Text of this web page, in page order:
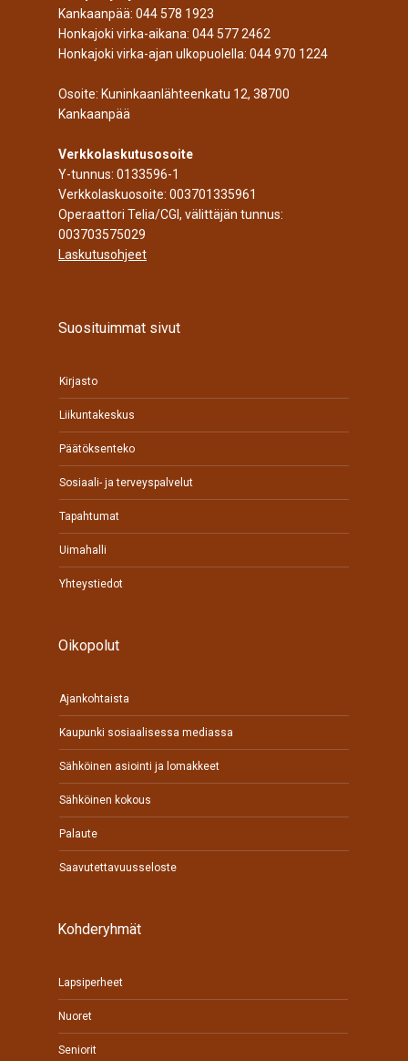
Kankaanpää: 044 578 1923
Honkajoki virka-aikana: 044 577 2462
Honkajoki virka-ajan ulkopuolella: 044 970 1224
Osoite: Kuninkaanlähteenkatu 12, 38700
Kankaanpää
Verkkolaskutusosoite
Y-tunnus: 0133596-1
Verkkolaskuosoite: 003701335961
Operaattori Telia/CGI, välittäjän tunnus:
003703575029
Laskutusohjeet
Suosituimmat sivut
Kirjasto
Liikuntakeskus
Päätöksenteko
Sosiaali- ja terveyspalvelut
Tapahtumat
Uimahalli
Yhteystiedot
Oikopolut
Ajankohtaista
Kaupunki sosiaalisessa mediassa
Sähköinen asiointi ja lomakkeet
Sähköinen kokous
Palaute
Saavutettavuusseloste
Kohderyhmät
Lapsiperheet
Nuoret
Seniorit